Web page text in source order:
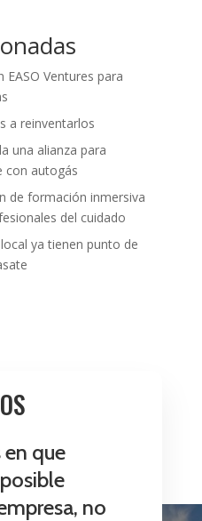
EASO Ventures para
a reinventarlos
una alianza para
con autogás
de formación inmersiva
del cuidado
ya tienen punto de
en que
no